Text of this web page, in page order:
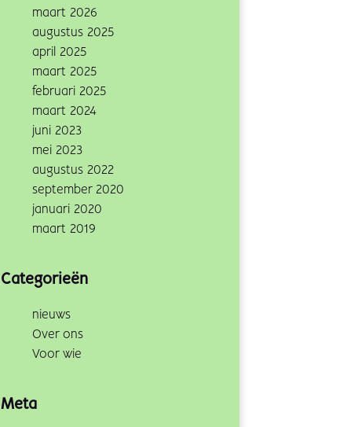
maart 2026
augustus 2025
april 2025
maart 2025
februari 2025
maart 2024
juni 2023
mei 2023
augustus 2022
september 2020
januari 2020
maart 2019
Categorieën
nieuws
Over ons
Voor wie
Meta